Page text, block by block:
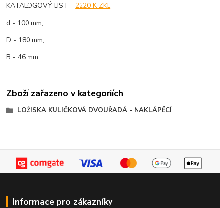
KATALOGOVÝ LIST - 2220 K ZKL
d - 100 mm,
D - 180 mm,
B - 46 mm
Zboží zařazeno v kategoriích
LOŽISKA KULIČKOVÁ DVOUŘADÁ - NAKLÁPĚCÍ
Informace pro zákazníky